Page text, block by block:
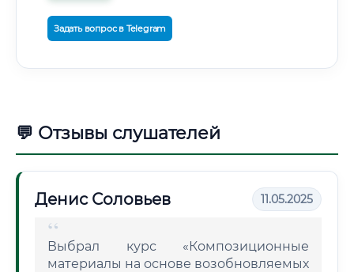
Задать вопрос в Telegram
💬 Отзывы слушателей
Денис Соловьев 11.05.2025
Выбрал курс «Композиционные
материалы на основе возобновляемых